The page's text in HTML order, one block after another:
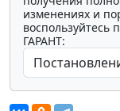
изменениях и
воспользуйтесь
ГАРАНТ: